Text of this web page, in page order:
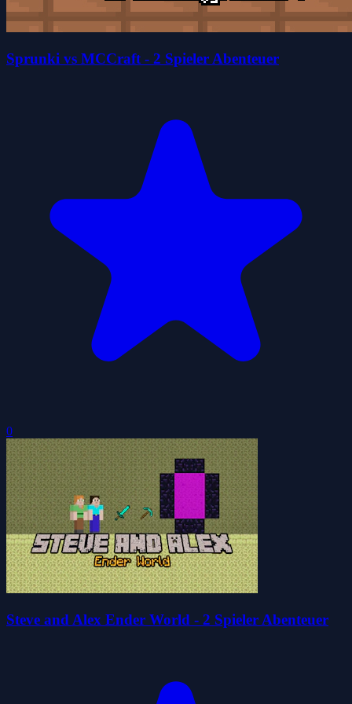
Sprunki vs MCCraft - 2 Spieler Abenteuer
0
Steve and Alex Ender World - 2 Spieler Abenteuer